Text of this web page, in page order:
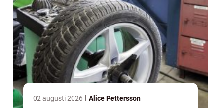
02 augusti 2026 Alice Pettersson